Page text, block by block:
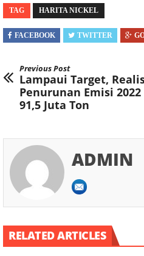
TAG HARITA NICKEL
FACEBOOK TWITTER
Previous Post
Lampaui Target,
Penurunan Emisi 2022
91,5 Juta Ton
ADMIN
RELATED ARTICLES